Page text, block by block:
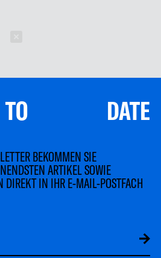
DATE
BEKOMMEN SIE
ARTIKEL SOWIE
DIREKT IN IHR E-MAIL-POSTFACH